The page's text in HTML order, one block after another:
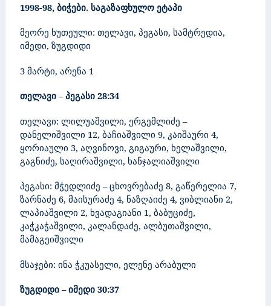
1998-98, ბიჭები. საგაზაფხულო ეტაპი
მეორე ხუთეული: თელავი, პეგასი, სამტრედია,
იმედი, ზუგდიდი
3 მარტი, არენა 1
თელავი – პეგასი 28:34
თელავი: ლილუაშვილი, ერგემლიძე –
დანელიშვილი 12, ბაჩიაშვილი 9, კაიშაური 4,
ყორიაული 3, აღვინოვი, გიგაური, ხელაშვილი,
გაგნიძე, საღირაშვილი, ხანჯალიაშვილი
პეგასი: მჭედლიძე – ცხოვრებაძე 8, გაწერელია 7,
ზარნაძე 6, მაისურაძე 4, ნაზღაიძე 4, ვიბლიანი 2,
ლაპიაშვილი 2, ხვადაგიანი 1, ბაბუციძე,
კაჭკაჭაშვილი, კალანდაძე, ალბუთაშვილი,
მამაგეიშვილი
მსაჯები: ინა ჭკუასელი, ელენე არაბული
ზუგდიდი – იმედი 30:37